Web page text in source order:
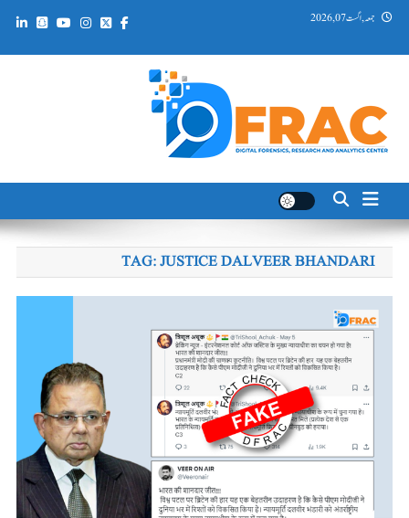
Skip جمعہ, اگست 07, 2026
DFRAC_ORG
TAG:JUSTICE DALVEER BHANDARI